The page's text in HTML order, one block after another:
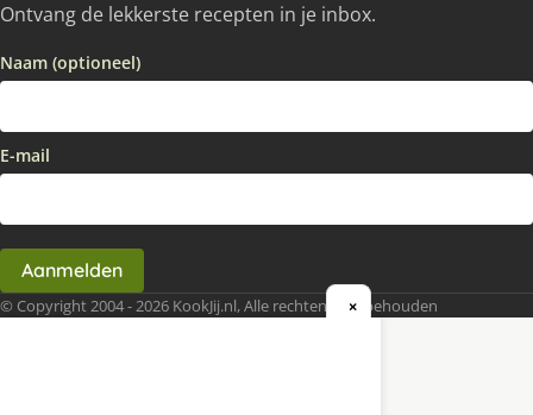
Ontvang de lekkerste recepten in je inbox.
Naam (optioneel)
E-mail
Aanmelden
© Copyright 2004 - 2026 KookJij.nl, Alle rechten voorbehouden
×